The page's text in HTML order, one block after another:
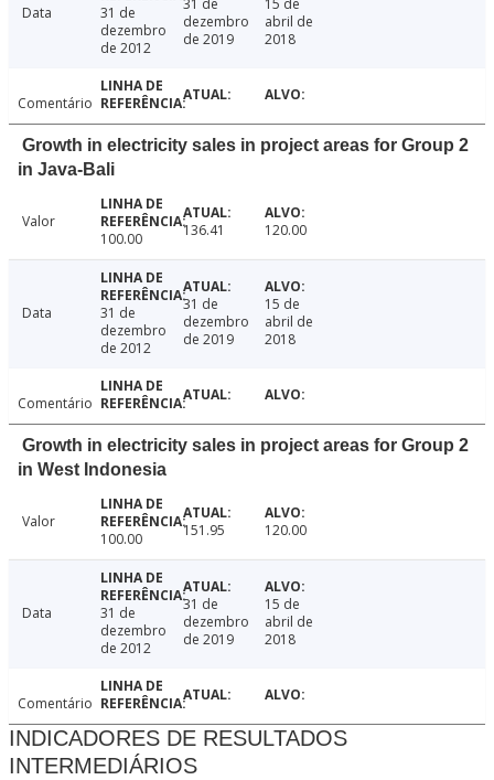
Data
31 de
dezembro
de 2012
31 de
dezembro
de 2019
15 de
abril de
2018
Comentário
Growth in electricity sales in project areas for Group 2
in Java-Bali
Valor
100.00
136.41 120.00
Data
31 de
dezembro
de 2012
31 de
dezembro
de 2019
15 de
abril de
2018
Comentário
Growth in electricity sales in project areas for Group 2
in West Indonesia
Valor
100.00
151.95 120.00
Data
31 de
dezembro
de 2012
31 de
dezembro
de 2019
15 de
abril de
2018
Comentário
INDICADORES DE RESULTADOS
INTERMEDIÁRIOS